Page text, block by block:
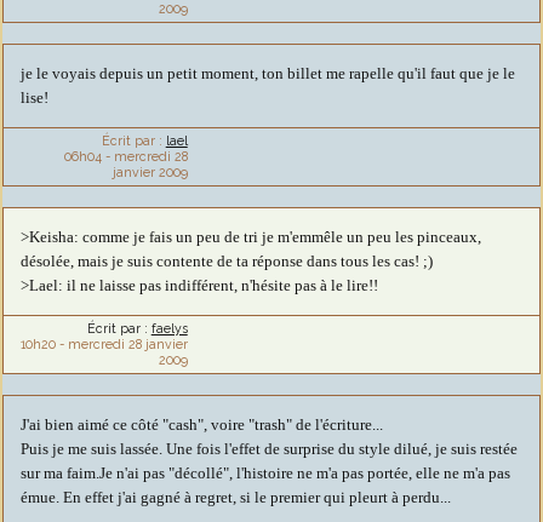
2009
je le voyais depuis un petit moment, ton billet me rapelle qu'il faut que je le
lise!
Écrit par : lael
06h04 - mercredi 28
janvier 2009
>Keisha: comme je fais un peu de tri je m'emmêle un peu les pinceaux,
désolée, mais je suis contente de ta réponse dans tous les cas! ;)
>Lael: il ne laisse pas indifférent, n'hésite pas à le lire!!
Écrit par : faelys
10h20- mercredi 28 janvier
2009
J'ai bien aimé ce côté "cash", voire "trash" de l'écriture...
Puis je me suis lassée. Une fois l'effet de surprise du style dilué, je suis restée
sur ma faim.Je n'ai pas "décollé", l'histoire ne m'a pas portée, elle ne m'a pas
émue. En effet j'ai gagné à regret, si le premier qui pleurt à perdu...